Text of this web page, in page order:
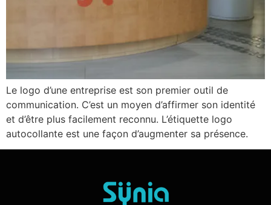
Le logo d’une entreprise est son premier outil de
communication. C’est un moyen d’affirmer son identité
et d’être plus facilement reconnu. L’étiquette logo
autocollante est une façon d’augmenter sa présence.